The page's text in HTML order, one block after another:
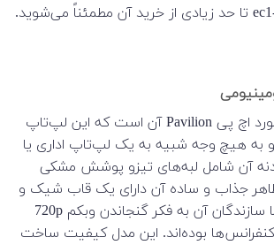
نکته بااهمیت در مورد اچ پی Pavilion آن است که این لپ‌تاپ
به هیچ وجه شبیه به یک لپ‌تاپ اداری یا
آن شامل لبه‌های تیزو پوشش مشکی
جذاب و ساده آن دارای یک قاب شیک و
بسیار نازک است اما سازندگان آن به فکر گنجاندن وبکم 720p
کنفرانس‌ها بوده‌اند. این مدل کیفیت ساخت